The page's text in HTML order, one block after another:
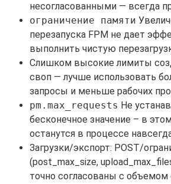
несогласованными — всегда
ограничение памяти
перезапуска FPM не дает
выполнить чистую
Слишком высокие лимиты
своп — лучше использовать
запросы и меньше рабочих
pm.max_requests Не
бесконечное значение – в
останутся в процессе
Загрузки/экспорт: POST/
(post_max_size,
точно согласованы с объемом